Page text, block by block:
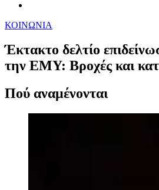
ΚΟΙΝΩΝΙΑ
Έκτακτο δελτίο
την ΕΜΥ: Βροχές και
Πού αναμένονται